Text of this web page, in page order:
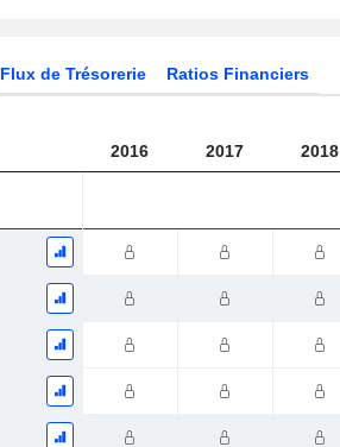
Flux de Trésorerie Ratios Financiers
2016 2017 2018